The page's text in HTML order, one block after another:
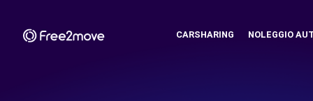
CARSHARING NOLEGGIO